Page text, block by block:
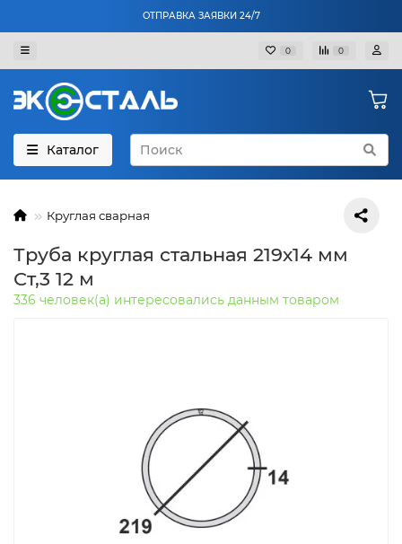
ОТПРАВКА ЗАЯВКИ 24/7
0 0
Каталог
Круглая сварная
Труба круглая стальная 219х14 мм
Ст,3 12 м
336 человек(а) интересовались данным товаром